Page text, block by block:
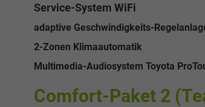
Service-System WiFi
adaptive Geschwindigkeits-
2-Zonen Klimaautomatik
Multimedia-Audiosystem Toyota
Comfort-Paket 2